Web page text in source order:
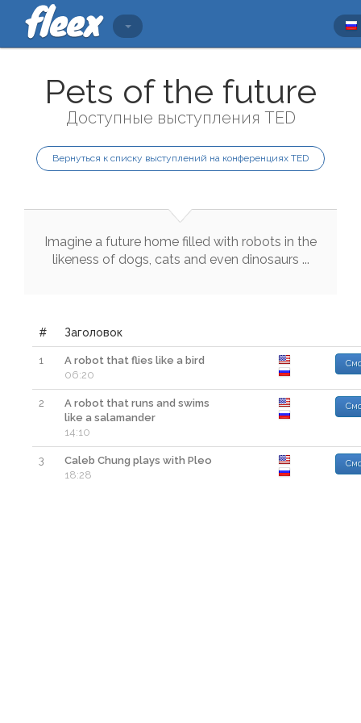
Pets of the future
Доступные выступления TED
Вернуться к списку выступлений на конференциях TED
Imagine a future home filled with robots in the
likeness of dogs, cats and even dinosaurs ...
# Заголовок
1
A robot that flies like a bird
06:20
2
A robot that runs and swims
like a salamander
14:10
3
Caleb Chung plays with Pleo
18:28